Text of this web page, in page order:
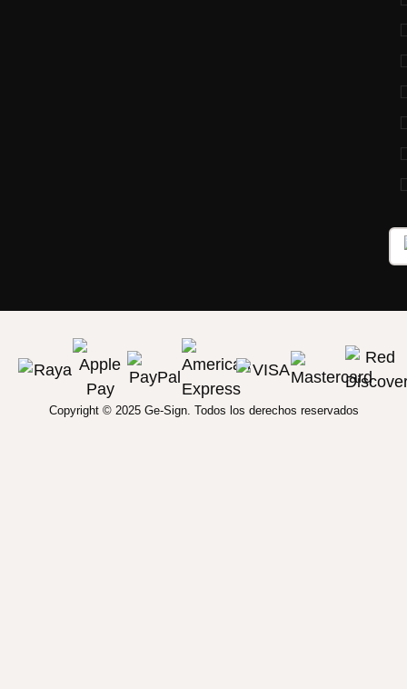
Copyright © 2025 Ge-Sign. Todos los derechos reservados